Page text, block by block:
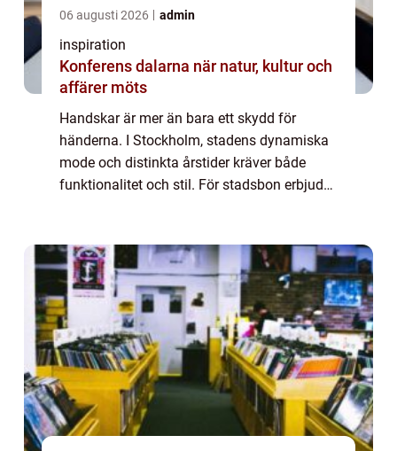
06 augusti 2026 admin
inspiration
Konferens dalarna när natur, kultur och
affärer möts
Handskar är mer än bara ett skydd för
händerna. I Stockholm, stadens dynamiska
mode och distinkta årstider kräver både
funktionalitet och stil. För stadsbon erbjuder